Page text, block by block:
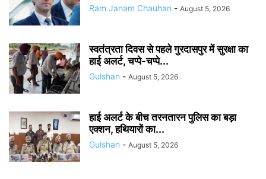
Ram Janam Chauhan - August 5, 2026
स्वतंत्रता दिवस से पहले गुरदासपुर में सुरक्षा का
हाई अलर्ट, चप्पे-चप्पे...
Gulshan - August 5, 2026
हाई अलर्ट के बीच तरनतारन पुलिस का बड़ा
एक्शन, हथियारों का...
Gulshan - August 5, 2026